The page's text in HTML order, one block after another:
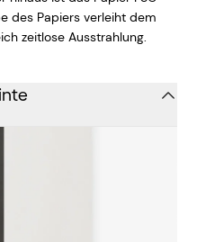
des Papiers verleiht dem
zeitlose Ausstrahlung.